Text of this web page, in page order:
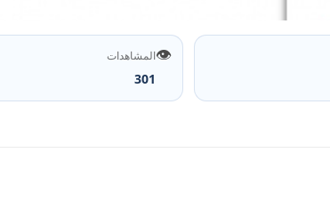
👁️المشاهدات
301